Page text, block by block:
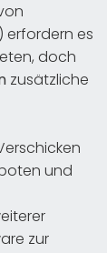
erfordern es
doch
zusätzliche
und
zur